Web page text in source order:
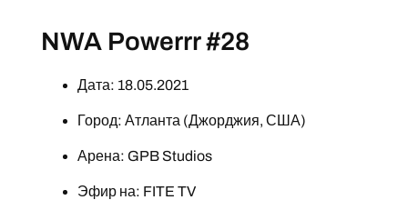
NWA Powerrr #28
Дата: 18.05.2021
Город: Атланта (Джорджия, США)
Арена: GPB Studios
Эфир на: FITE TV